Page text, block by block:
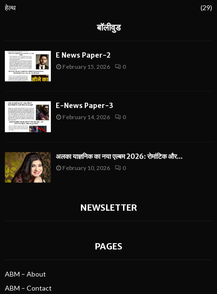
हेल्थ
(29)
बॉलीवुड
E News Paper-2
February 15, 2026 0
E-News Paper-3
February 14, 2026 0
अलका याज्ञनिक का नया एल्बम 2026: रोमांटिक और...
February 10, 2026 0
NEWSLETTER
PAGES
ABM – About
ABM – Contact